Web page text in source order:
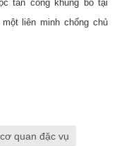
tấn công khủng bố tại
liên minh chống chủ
cơ quan đặc vụ